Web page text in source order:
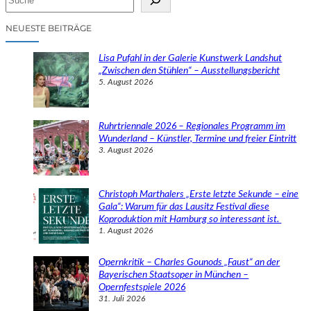
cNEUESTE BEITRÄGE
Lisa Pufahl in der Galerie Kunstwerk Landshut
„Zwischen den Stühlen“ – Ausstellungsbericht
5. August 2026
Ruhrtriennale 2026 – Regionales Programm im
Wunderland – Künstler, Termine und freier Eintritt
3. August 2026
Christoph Marthalers „Erste letzte Sekunde – eine
Gala“: Warum für das Lausitz Festival diese
Koproduktion mit Hamburg so interessant ist.
1. August 2026
Opernkritik – Charles Gounods „Faust“ an der
Bayerischen Staatsoper in München –
Opernfestspiele 2026
31. Juli 2026